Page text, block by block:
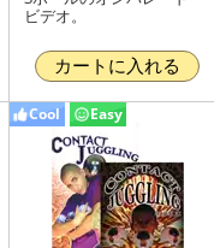
ビデオ。
カートに入れる
Cool Easy